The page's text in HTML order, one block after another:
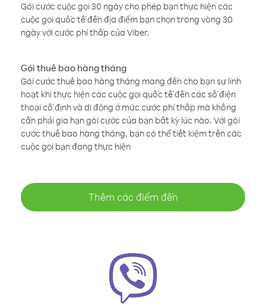
Gói cước cuộc gọi 30 ngày cho phép bạn thực hiện các
cuộc gọi quốc tế đến địa điểm bạn chọn trong vòng 30
ngày với cước phí thấp của Viber.
Gói thuê bao hàng tháng
Gói cước thuê bao hàng tháng mang đến cho bạn sự linh
hoạt khi thực hiện các cuộc gọi quốc tế đến các số điện
thoại cố định và di động ở mức cước phí thấp mà không
cần phải gia hạn gói cước của bạn bất kỳ lúc nào. Với gói
cước thuê bao hàng tháng, bạn có thể tiết kiệm trên các
cuộc gọi bạn đang thực hiện
Thêm các điểm đến